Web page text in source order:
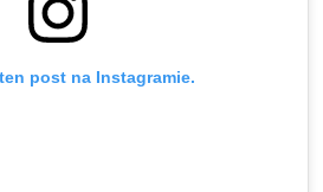
post na Instagramie.